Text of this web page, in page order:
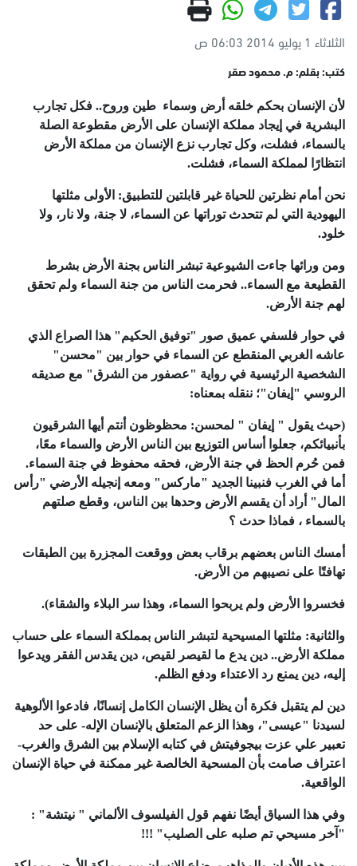
الثلاثاء 1 يوليو 2014 06:03 ص
كتب: بقلم: م. محمود صقر
لأن الإنسان بحكم خلقه أرض وسماء طين وروح.. فكل تجارب
البشرية في إيجاد مملكة الإنسان على الأرض مقطوعة الصلة
بالسماء، فشلت، وكل تجارب نزع الإنسان من مملكة الأرض
انتظارًا لمملكة السماء، فشلت.
نحن أمام نظرتين للحياة غير قابلتين للتطبيق: الأولى مثلتها
اليهودية التي لم تتحدث توراتها عن السماء، لا جنة، ولا نار، ولا
خلود.
ومن ورائها جاءت الشيوعية تبشر الناس بجنة الأرض بشرط
القطيعة مع السماء.. فحرمت الناس من جنة السماء ولم تحقق
لهم جنة الأرض.
في حوار فلسفي عميق صور "توفيق الحكيم" هذا الصراع الذي
عاشه الغربي المنقطع عن السماء في حوار بين "محسن"
الشخصية الرئيسية في رواية "عصفور من الشرق" مع صديقه
الروسي "إيفان"؛ ننقله بمعناه:
(حيث يقول " إيفان " لمحسن: محظوظون أنتم أيها الشرقيون
بأنبيائكم، جعلوا أساس التوزيع بين الناس الأرض والسماء معًا،
فمن حُرم الحظ في جنة الأرض، فحقه محفوظ في جنة السماء.
أما في الغرب فنبينا الجديد "ماركس" ومعه إنجيله الأرضي "رأس
المال" أراد أن يقسم الأرض وحدها بين الناس، وقطع صلتهم
بالسماء ، فماذا حدث ؟
أمسك الناس بعضهم برقاب بعض ووقعت المجزرة بين الطبقات
تهافتًا على نصيبهم من الأرض.
فخسروا الأرض ولم يربحوا السماء، وهذا سر البلاء والشقاء).
والثانية: مثلتها المسيحية لتبشر الناس بمملكة السماء على حساب
مملكة الأرض.. دين يدع ما لقيصر لقيص، دين يقدس الفقر ويدعوا
إليه، دين يمنع رد الاعتداء ودفع الظلم.
دين لم يتقبل فكرة أن يظل الإنسان الكامل إنسانًا، فادعوا الألوهية
لسيدنا "عيسى"، وهذا الزعم المتعلق بالإنسان الإله- على حد
تعبير علي عزت بيجوفيتش في كتابه الإسلام بين الشرق والغرب-
اعتراف صامت بأن المسحية الخالصة غير ممكنة في حياة الإنسان
الواقعية.
وفي هذا السياق أيضًا نفهم قول الفيلسوف الألماني " نيتشة" :
"آخر مسيحي تم صلبه على الصليب" !!!